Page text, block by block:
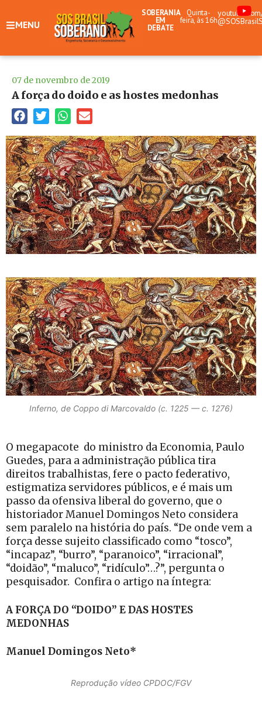
MENU
SOBERANIA
EM
DEBATE
Quinta-
feira, às 16h
07 de novembro de 2019
A força do doido e as hostes medonhas
Inferno, de Coppo di Marcovaldo (c. 1225 — c. 1276)
O megapacote do ministro da Economia, Paulo
Guedes, para a administração pública tira
direitos trabalhistas, fere o pacto federativo,
estigmatiza servidores públicos, e é mais um
passo da ofensiva liberal do governo, que o
historiador Manuel Domingos Neto considera
sem paralelo na história do país. “De onde vem a
força desse sujeito classificado como “tosco”,
“incapaz”, “burro”, “paranoico”, “irracional”,
“doidão”, “maluco”, “ridículo”…?”, pergunta o
pesquisador. Confira o artigo na íntegra:
A FORÇA DO “DOIDO” E DAS HOSTES
MEDONHAS
Manuel Domingos Neto*
Reprodução vídeo CPDOC/FGV